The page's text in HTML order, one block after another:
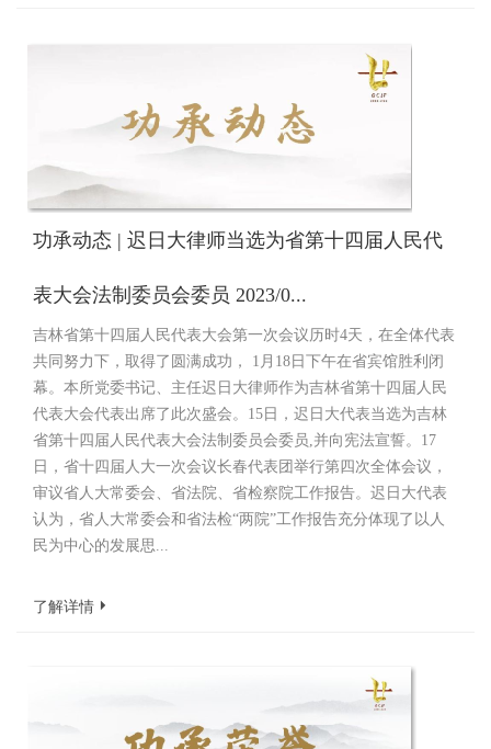
功承动态 | 迟日大律师当选为省第十四届人民代
表大会法制委员会委员 2023/0...
吉林省第十四届人民代表大会第一次会议历时4天，在全体代表
共同努力下，取得了圆满成功， 1月18日下午在省宾馆胜利闭
幕。本所党委书记、主任迟日大律师作为吉林省第十四届人民
代表大会代表出席了此次盛会。15日，迟日大代表当选为吉林
省第十四届人民代表大会法制委员会委员,并向宪法宣誓。17
日，省十四届人大一次会议长春代表团举行第四次全体会议，
审议省人大常委会、省法院、省检察院工作报告。迟日大代表
认为，省人大常委会和省法检“两院”工作报告充分体现了以人
民为中心的发展思...
了解详情